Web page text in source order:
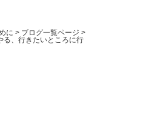
に > ブログ一覧ページ >
る、行きたいところに行